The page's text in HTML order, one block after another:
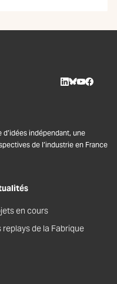
d’idées indépendant, une
de l’industrie en France
en cours
replays de la Fabrique